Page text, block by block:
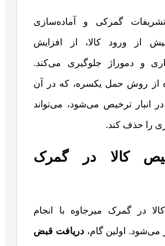
تشریفات گمرکی و آماده‌سازی
از ورود کالا، از افزایش
و دموراژ جلوگیری می‌کند.
از روش حمل یکسره، که در آن
در انبار ترخیص می‌شود، می‌تواند
را حذف کند.
کالا در گمرک
در گمرک میرجاوه با انجام
می‌شود. اولین گام، دریافت قبض